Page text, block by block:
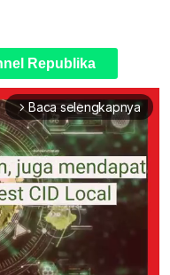
Republika
arrow_forward_ios Baca selengkapnya